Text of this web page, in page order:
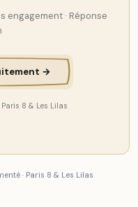
engagement · Réponse
→
8 & Les Lilas
· Paris 8 & Les Lilas